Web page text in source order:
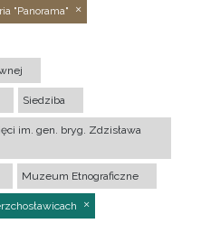
"Panorama"
Siedziba
im. gen. bryg. Zdzisława
Muzeum Etnograficzne